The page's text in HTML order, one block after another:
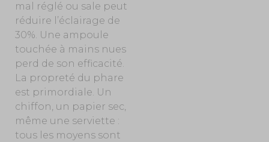
mal réglé ou sale peut
réduire l’éclairage de
30%. Une ampoule
touchée à mains nues
perd de son efficacité.
La propreté du phare
est primordiale. Un
chiffon, un papier sec,
même une serviette :
tous les moyens sont